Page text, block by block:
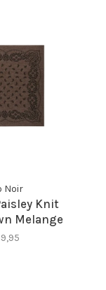
Noir
Knit
Melange